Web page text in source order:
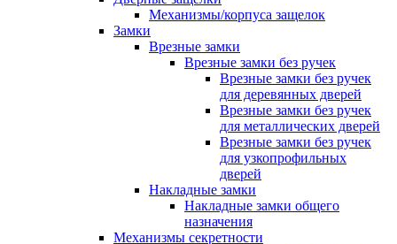
Механизмы/корпуса защелок
Замки
Врезные замки
Врезные замки без ручек
Врезные замки без ручек
для деревянных дверей
Врезные замки без ручек
для металлических дверей
Врезные замки без ручек
для узкопрофильных
дверей
Накладные замки
Накладные замки общего
назначения
Механизмы секретности